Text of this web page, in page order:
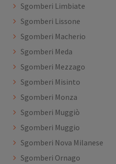
Sgomberi Limbiate
Sgomberi Lissone
Sgomberi Macherio
Sgomberi Meda
Sgomberi Mezzago
Sgomberi Misinto
Sgomberi Monza
Sgomberi Muggiò
Sgomberi Muggio
Sgomberi Nova Milanese
Sgomberi Ornago